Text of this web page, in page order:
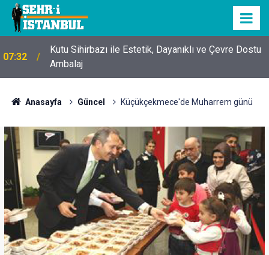
07:32
Kutu Sihirbazı ile Estetik, Dayanıklı ve Çevre Dostu
Ambalaj
Anasayfa Güncel Küçükçekmece'de Muharrem günü